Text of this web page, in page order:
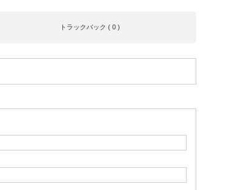
トラックバック ( 0 )